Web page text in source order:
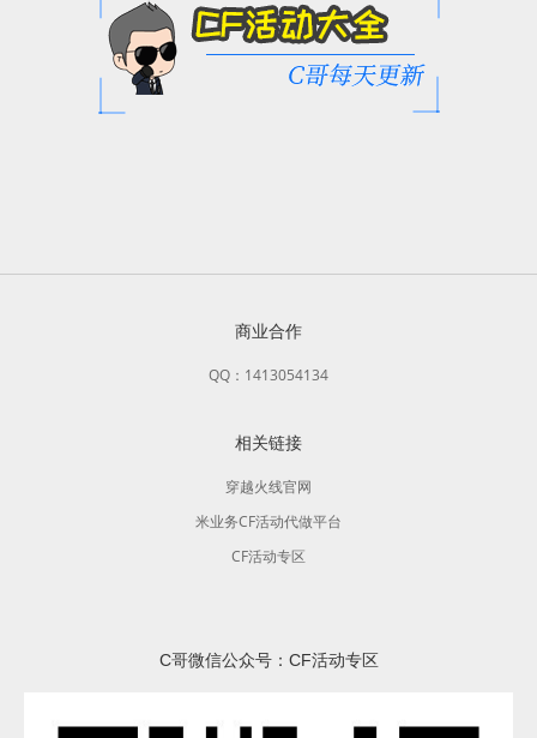
商业合作
QQ：1413054134
相关链接
穿越火线官网
米业务CF活动代做平台
CF活动专区
C哥微信公众号：CF活动专区